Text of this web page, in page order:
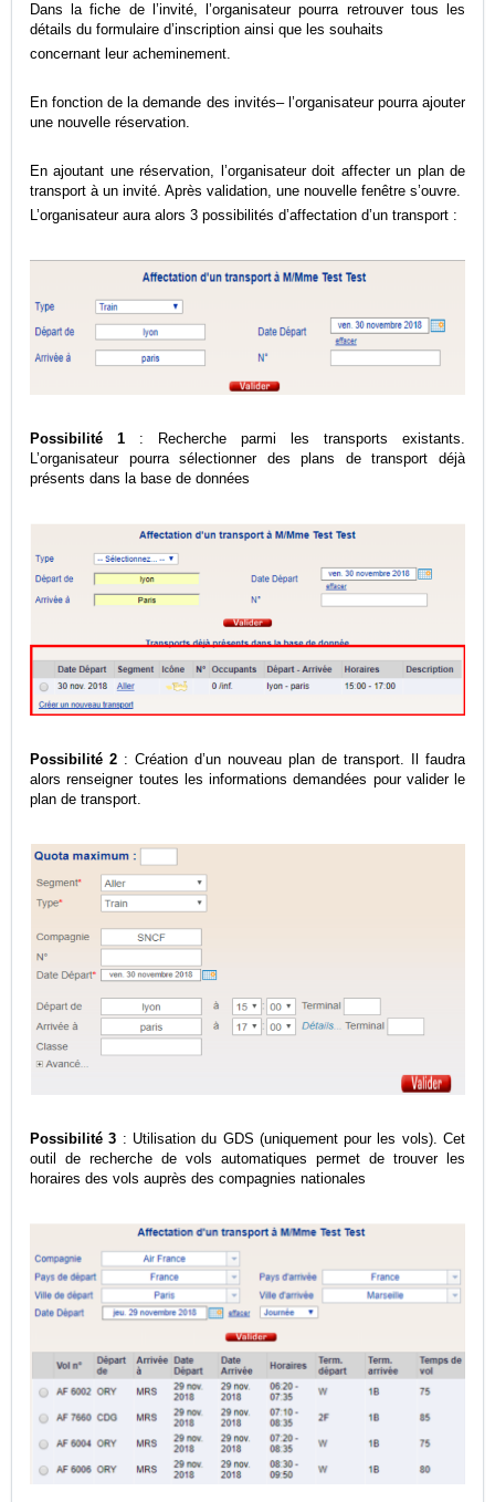
Dans la fiche de l’invité, l’organisateur pourra retrouver tous les
détails du formulaire d’inscription ainsi que les souhaits
concernant leur acheminement.
En fonction de la demande des invités– l’organisateur pourra ajouter
une nouvelle réservation.
En ajoutant une réservation, l’organisateur doit affecter un plan de
transport à un invité. Après validation, une nouvelle fenêtre s’ouvre.
L’organisateur aura alors 3 possibilités d’affectation d’un transport :
Possibilité 1 : Recherche parmi les transports existants.
L’organisateur pourra sélectionner des plans de transport déjà
présents dans la base de données
Possibilité 2 : Création d’un nouveau plan de transport. Il faudra
alors renseigner toutes les informations demandées pour valider le
plan de transport.
Possibilité 3 : Utilisation du GDS (uniquement pour les vols). Cet
outil de recherche de vols automatiques permet de trouver les
horaires des vols auprès des compagnies nationales